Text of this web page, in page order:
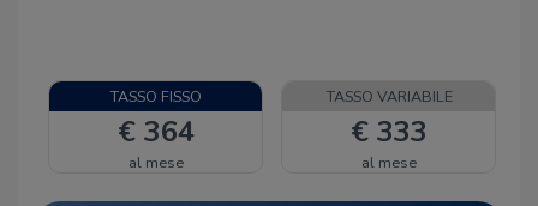
TASSO FISSO
€ 364
al mese
TASSO VARIABILE
€ 333
al mese